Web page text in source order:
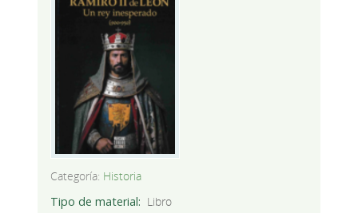
Categoría: Historia
Tipo de material
Libro